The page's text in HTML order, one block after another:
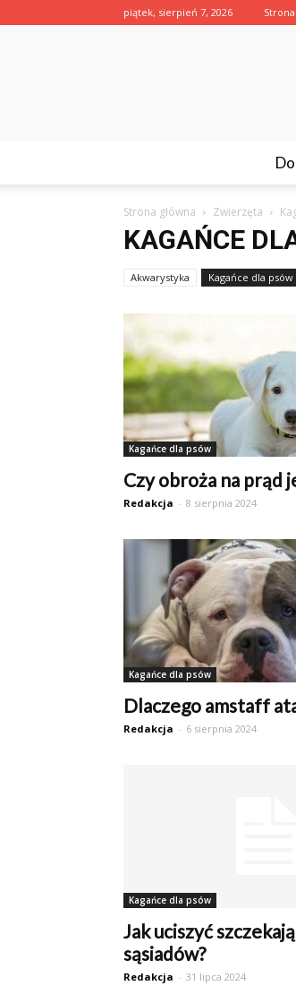
piątek, sierpień 7, 2026
Strona główna Zwierzęta
KAGAŃCE
Akwarystyka Kagańce dla psów
Kagańce dla psów
Czy obroża na prąd
Redakcja - 8 sierpnia 2024
Kagańce dla psów
Dlaczego amstaff
Redakcja - 6 sierpnia 2024
Kagańce dla psów
Jak uciszyć
sąsiadów?
Redakcja - 31 lipca 2024